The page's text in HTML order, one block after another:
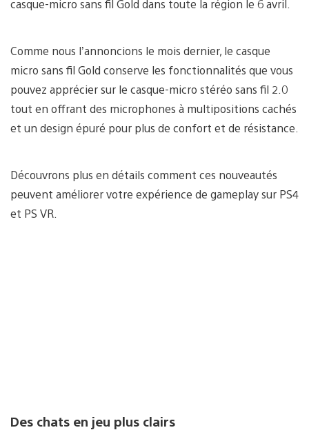
casque-micro sans fil Gold dans toute la région le 6 avril.
Comme nous l’annoncions le mois dernier, le casque
micro sans fil Gold conserve les fonctionnalités que vous
pouvez apprécier sur le casque-micro stéréo sans fil 2.0
tout en offrant des microphones à multipositions cachés
et un design épuré pour plus de confort et de résistance.
Découvrons plus en détails comment ces nouveautés
peuvent améliorer votre expérience de gameplay sur PS4
et PS VR.
Des chats en jeu plus clairs